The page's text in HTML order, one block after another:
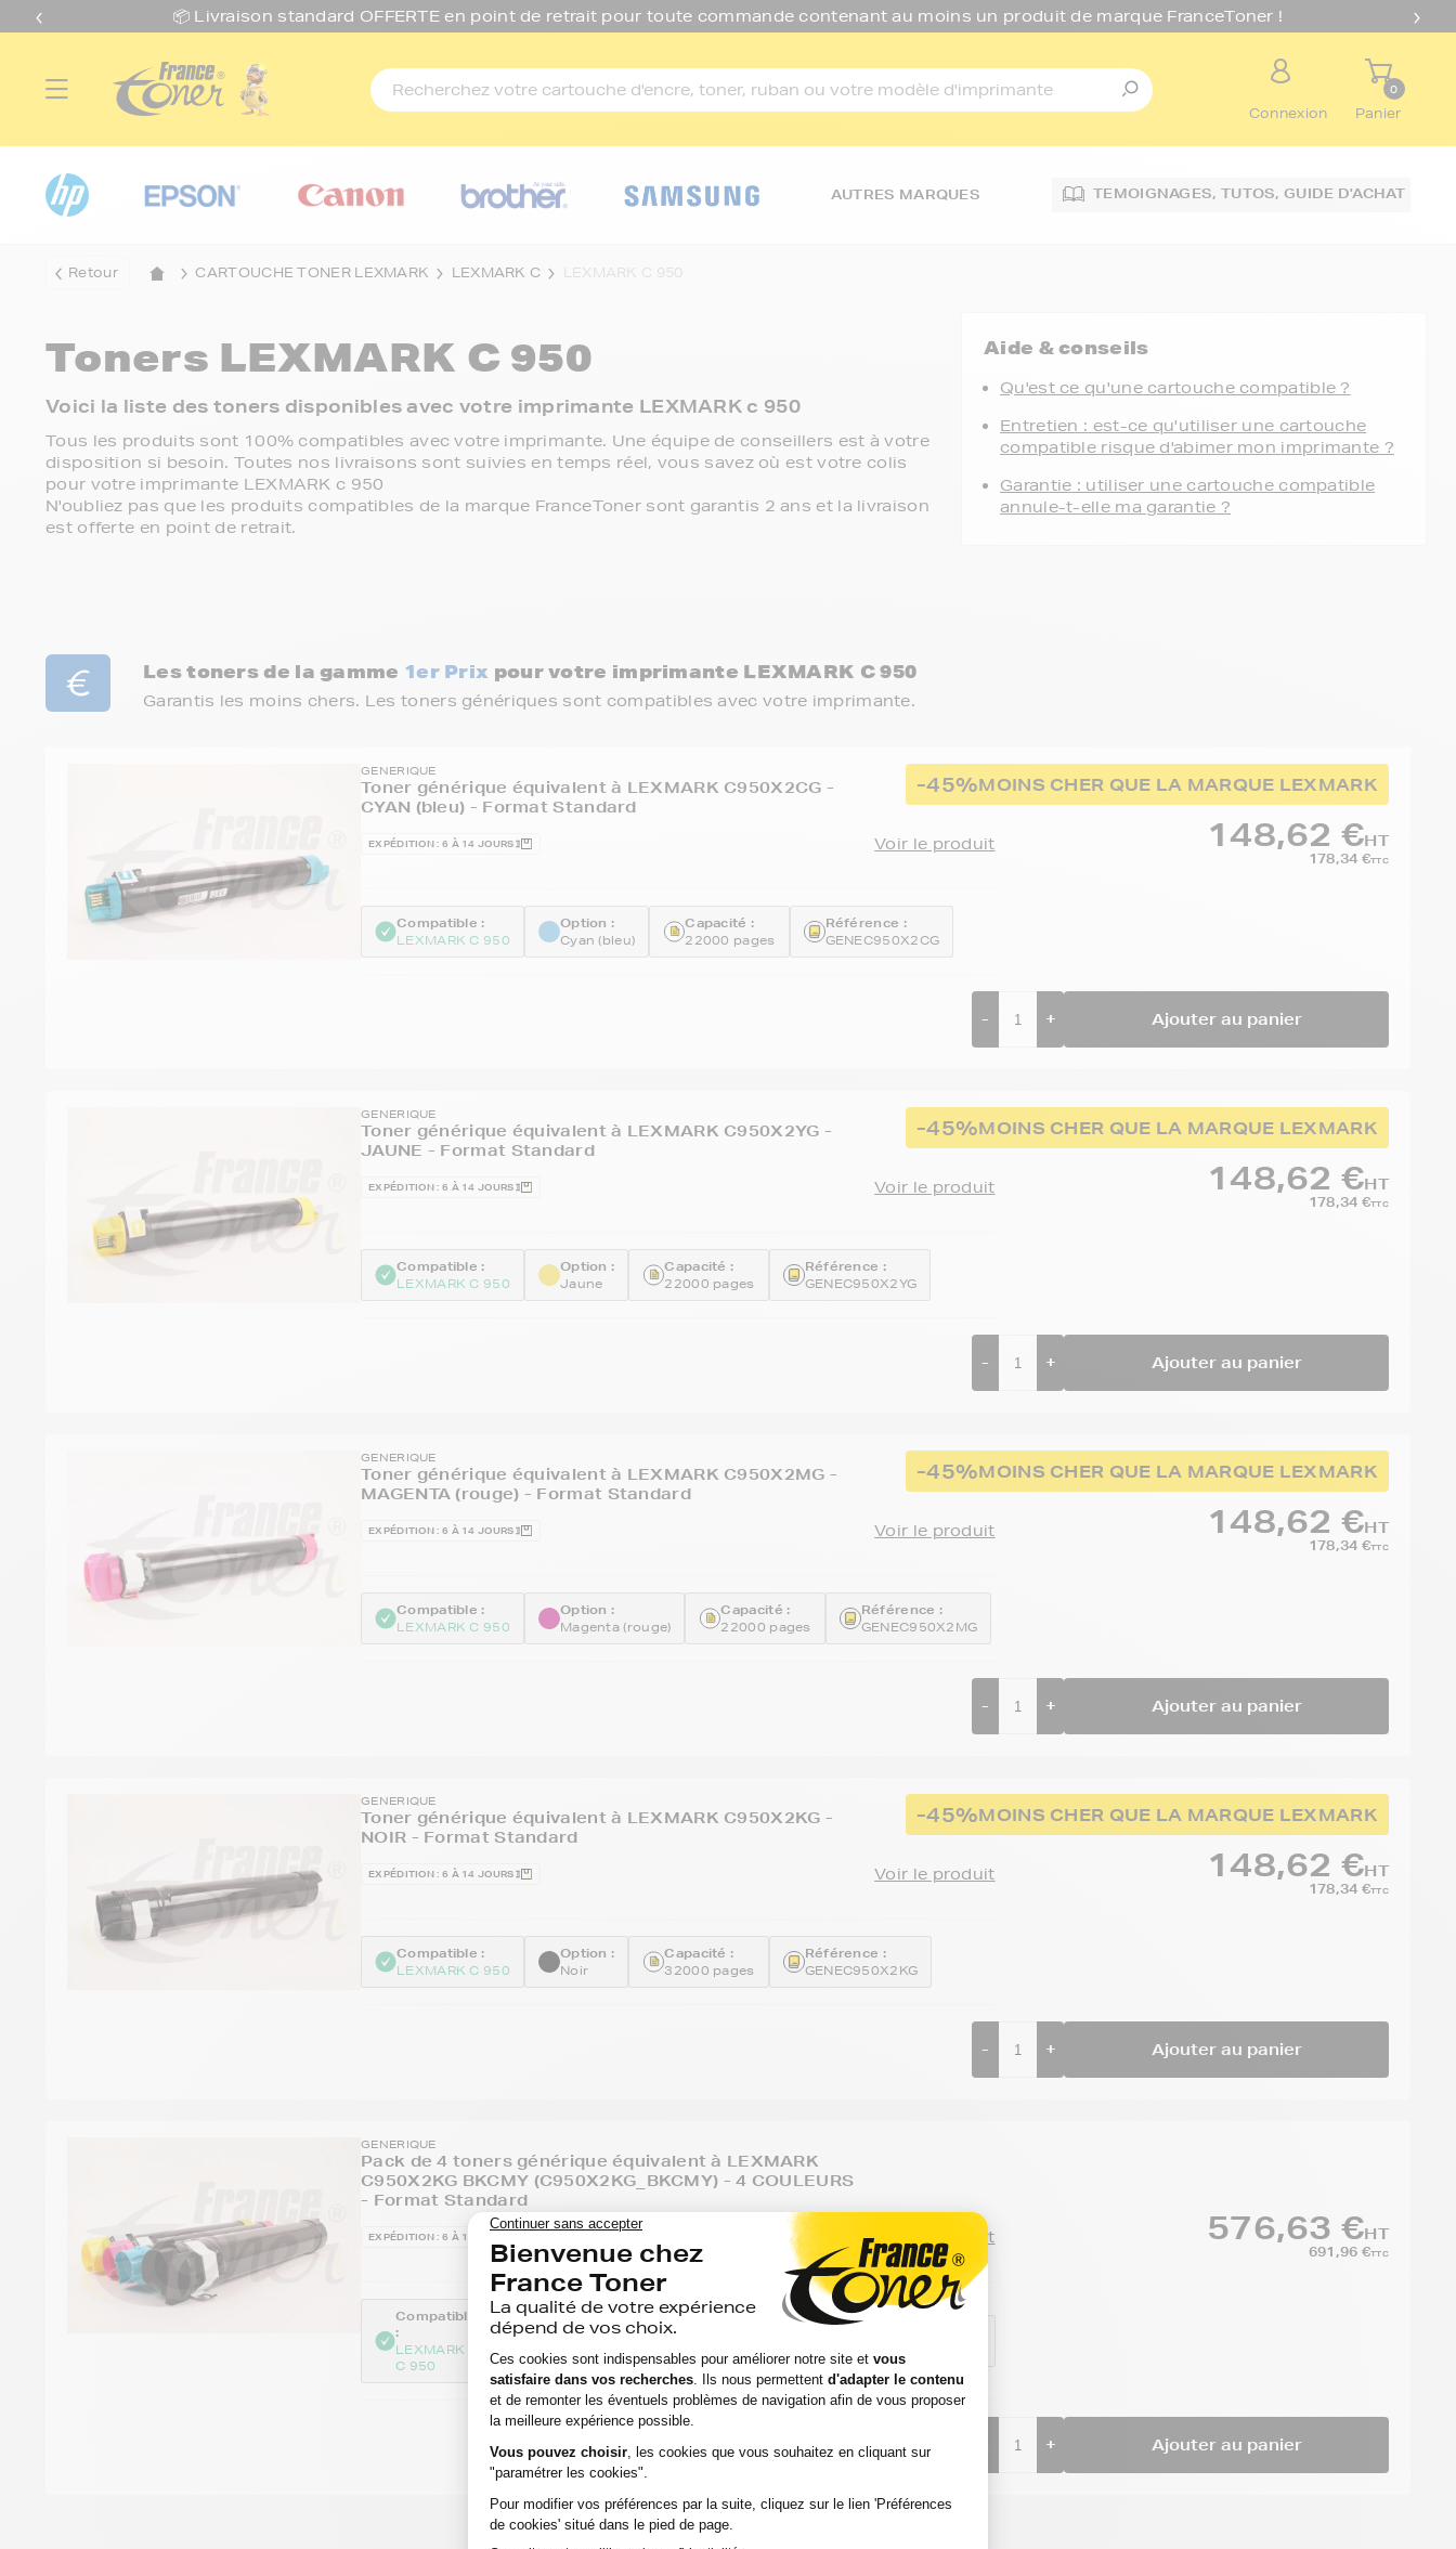
📦 Livraison standard OFFERTE en point de retrait pour toute commande contenant au moins un produit de marque FranceToner !
Connexion
0
Panier
AUTRES MARQUES TEMOIGNAGES, TUTOS,GUIDE D'ACHAT
Retour CARTOUCHE TONER LEXMARK LEXMARK C LEXMARK C 950
Toners LEXMARK C 950
Voici la liste des toners disponibles avec votre imprimante LEXMARK c 950
Tous les produits sont 100% compatibles avec votre imprimante. Une équipe de conseillers est à votre
disposition si besoin. Toutes nos livraisons sont suivies en temps réel, vous savez où est votre colis
pour votre imprimante LEXMARK c 950
N'oubliez pas que les produits compatibles de la marque FranceToner sont garantis 2 ans et la livraison
est offerte en point de retrait.
Aide & conseils
Qu'est ce qu'une cartouche compatible ?
Entretien : est-ce qu'utiliser une cartouche
compatible risque d'abimer mon imprimante ?
Garantie : utiliser une cartouche compatible
annule-t-elle ma garantie ?
Les toners de la gamme 1er Prix pour votre imprimante LEXMARK C 950
Garantis les moins chers. Les toners génériques sont compatibles avec votre imprimante.
-45%MOINS CHER QUE LA MARQUE LEXMARK
GENERIQUE
Toner générique équivalent à LEXMARK C950X2CG -
CYAN (bleu) - Format Standard
EXPÉDITION : 6 À 14 JOURS Voir le produit
Compatible :
LEXMARK C 950
Option :
Cyan (bleu)
Capacité :
22000 pages
Référence :
GENEC950X2CG
148,62 €HT
178,34 €TTC
- + Ajouter au panier
-45%MOINS CHER QUE LA MARQUE LEXMARK
GENERIQUE
Toner générique équivalent à LEXMARK C950X2YG -
JAUNE - Format Standard
EXPÉDITION : 6 À 14 JOURS Voir le produit
Compatible :
LEXMARK C 950
Option :
Jaune
Capacité :
22000 pages
Référence :
GENEC950X2YG
148,62 €HT
178,34 €TTC
- + Ajouter au panier
-45%MOINS CHER QUE LA MARQUE LEXMARK
GENERIQUE
Toner générique équivalent à LEXMARK C950X2MG -
MAGENTA (rouge) - Format Standard
EXPÉDITION : 6 À 14 JOURS Voir le produit
Compatible :
LEXMARK C 950
Option :
Magenta (rouge)
Capacité :
22000 pages
Référence :
GENEC950X2MG
148,62 €HT
178,34 €TTC
- + Ajouter au panier
-45%MOINS CHER QUE LA MARQUE LEXMARK
GENERIQUE
Toner générique équivalent à LEXMARK C950X2KG -
NOIR - Format Standard
EXPÉDITION : 6 À 14 JOURS Voir le produit
Compatible :
LEXMARK C 950
Option :
Noir
Capacité :
32000 pages
Référence :
GENEC950X2KG
148,62 €HT
178,34 €TTC
- + Ajouter au panier
GENERIQUE
Pack de 4 toners générique équivalent à LEXMARK
C950X2KG BKCMY (C950X2KG_BKCMY) - 4 COULEURS
- Format Standard
EXPÉDITION : 6 À 14 JOURS Voir le produit
Compatible
:
LEXMARK
C 950
Option :
Couleurs
Capacité :
22 000 pages
GENEC950X2KG_BKCMY
576,63 €HT
691,96 €TTC
+ Ajouter au panier